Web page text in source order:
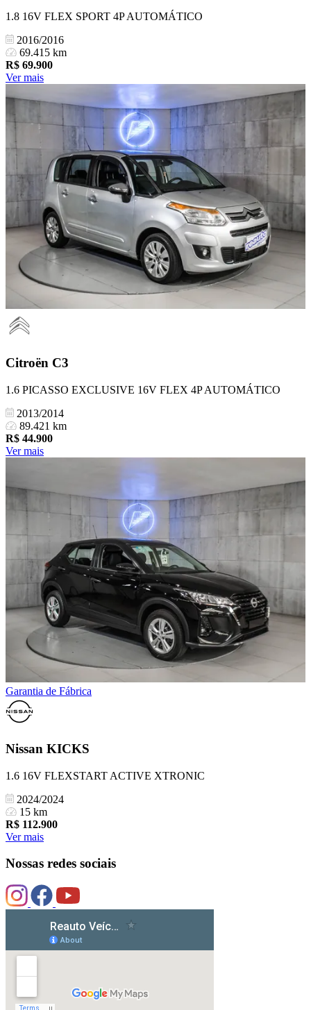
1.8 16V FLEX SPORT 4P AUTOMÁTICO
2016/2016
69.415 km
R$ 69.900
Ver mais
Citroën C3
1.6 PICASSO EXCLUSIVE 16V FLEX 4P AUTOMÁTICO
2013/2014
89.421 km
R$ 44.900
Ver mais
Garantia de Fábrica
Nissan KICKS
1.6 16V FLEXSTART ACTIVE XTRONIC
2024/2024
15 km
R$ 112.900
Ver mais
Nossas redes sociais